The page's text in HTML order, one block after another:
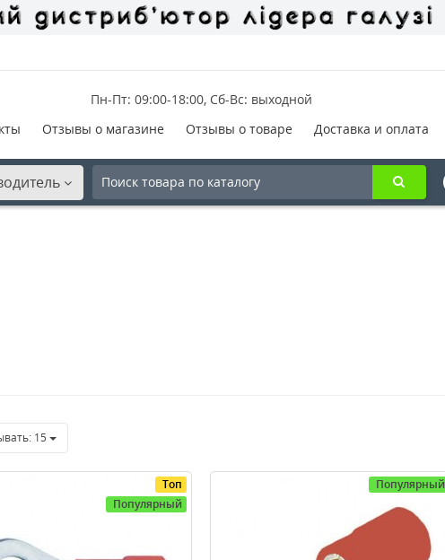
Пн-Пт: 09:00-18:00, Сб-Вс: выходной
Отзывы о магазине Отзывы о товаре Доставка и оплата
15
Топ
Популярный
Популярный